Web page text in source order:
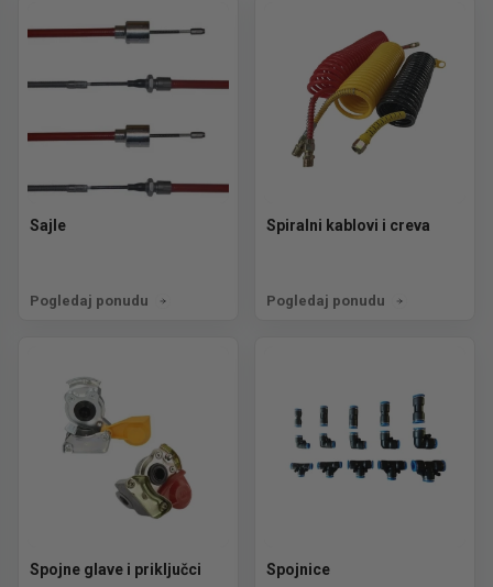
Sajle
Pogledaj ponudu
Spiralni kablovi i creva
Pogledaj ponudu
Spojne glave i priključci Spojnice